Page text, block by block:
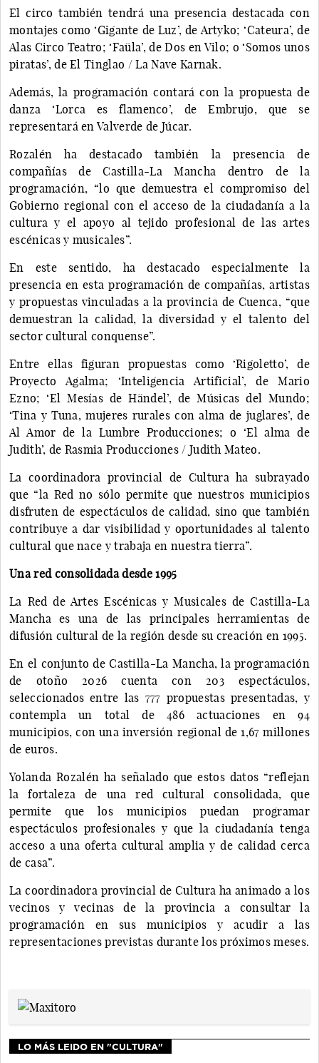
El circo también tendrá una presencia destacada con
montajes como ‘Gigante de Luz’, de Artyko; ‘Cateura’, de
Alas Circo Teatro; ‘Faüla’, de Dos en Vilo; o ‘Somos unos
piratas’, de El Tinglao / La Nave Karnak.
Además, la programación contará con la propuesta de
danza ‘Lorca es flamenco’, de Embrujo, que se
representará en Valverde de Júcar.
Rozalén ha destacado también la presencia de
compañías de Castilla-La Mancha dentro de la
programación, “lo que demuestra el compromiso del
Gobierno regional con el acceso de la ciudadanía a la
cultura y el apoyo al tejido profesional de las artes
escénicas y musicales”.
En este sentido, ha destacado especialmente la
presencia en esta programación de compañías, artistas
y propuestas vinculadas a la provincia de Cuenca, “que
demuestran la calidad, la diversidad y el talento del
sector cultural conquense”.
Entre ellas figuran propuestas como ‘Rigoletto’, de
Proyecto Agalma; ‘Inteligencia Artificial’, de Mario
Ezno; ‘El Mesías de Händel’, de Músicas del Mundo;
‘Tina y Tuna, mujeres rurales con alma de juglares’, de
Al Amor de la Lumbre Producciones; o ‘El alma de
Judith’, de Rasmia Producciones / Judith Mateo.
La coordinadora provincial de Cultura ha subrayado
que “la Red no sólo permite que nuestros municipios
disfruten de espectáculos de calidad, sino que también
contribuye a dar visibilidad y oportunidades al talento
cultural que nace y trabaja en nuestra tierra”.
Una red consolidada desde 1995
La Red de Artes Escénicas y Musicales de Castilla-La
Mancha es una de las principales herramientas de
difusión cultural de la región desde su creación en 1995.
En el conjunto de Castilla-La Mancha, la programación
de otoño 2026 cuenta con 203 espectáculos,
seleccionados entre las 777 propuestas presentadas, y
contempla un total de 486 actuaciones en 94
municipios, con una inversión regional de 1,67 millones
de euros.
Yolanda Rozalén ha señalado que estos datos “reflejan
la fortaleza de una red cultural consolidada, que
permite que los municipios puedan programar
espectáculos profesionales y que la ciudadanía tenga
acceso a una oferta cultural amplia y de calidad cerca
de casa”.
La coordinadora provincial de Cultura ha animado a los
vecinos y vecinas de la provincia a consultar la
programación en sus municipios y acudir a las
representaciones previstas durante los próximos meses.
LO MÁS LEIDO EN "CULTURA"